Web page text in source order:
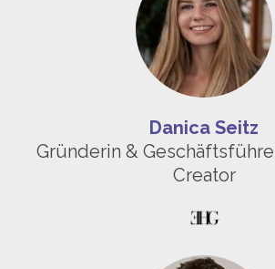
Danica Seitz
Gründerin &
Creator